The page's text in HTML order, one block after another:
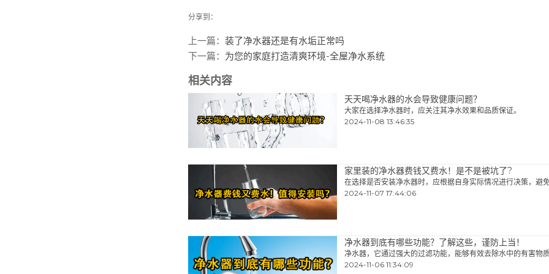
分享到：
上一篇： 装了净水器还是有水垢正常吗
下一篇： 为您的家庭打造清爽环境-全屋净水系统
相关内容
天天喝净水器的水会导致健康问题？
大家在选择净水器时，应关注其净水效果和品质保证。
2024-11-08 13:46:35
家里装的净水器费钱又费水！是不是被坑了?
在选择是否安装净水器时，应根据自身实际情况进行决策，避
2024-11-07 17:44:06
净水器到底有哪些功能？了解这些，谨防上当！
净水器，它通过强大的过滤功能，能够有效去除水中的有害物
2024-11-06 11:34:09